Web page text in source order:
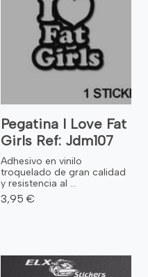
Pegatina I Love Fat
Girls Ref: Jdm107
Adhesivo en vinilo
troquelado de gran calidad
y resistencia al ...
3,95 €